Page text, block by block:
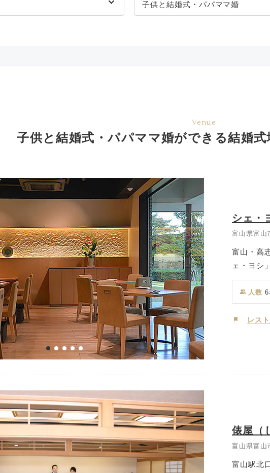
子供と結婚式・パパママ婚
Venue
子供と結婚式・パパママ婚ができる結婚式
シェ・
富山県富山
富山・高
ェ・ヨシ
食材や全
派フレン
庭園でア
人数 6
レス
俵屋（
富山県富山
富山駅北